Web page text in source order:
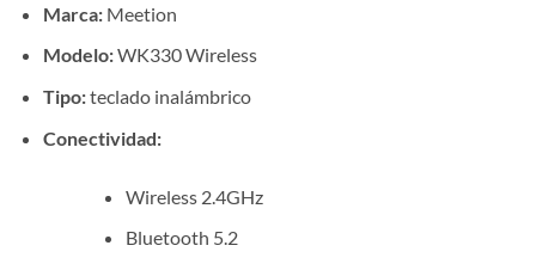
Marca: Meetion
Modelo:WK330 Wireless
Tipo:teclado inalámbrico
Conectividad:
Wireless 2.4GHz
Bluetooth 5.2